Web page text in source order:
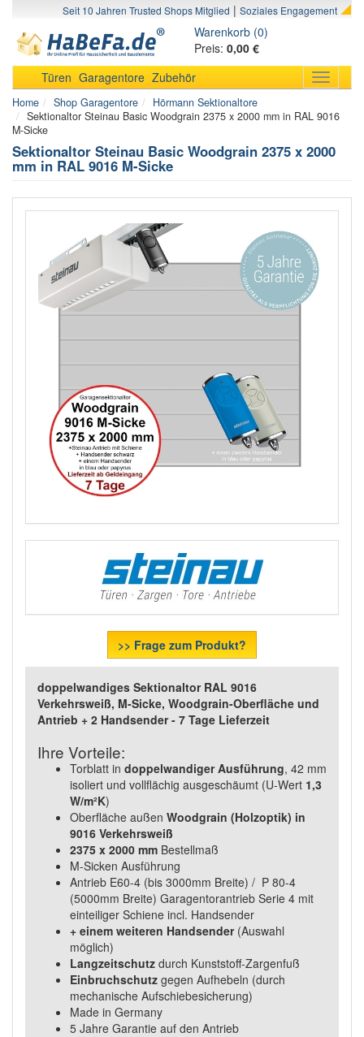
Seit 10 Jahren Trusted Shops Mitglied | Soziales Engagement
Warenkorb (0)
Preis: 0,00 €
Toggle
Türen Garagentore Zubehör
Home Shop Garagentore
Hörmann Sektionaltore
Sektionaltor Steinau Basic Woodgrain 2375 x 2000 mm in RAL 9016
M-Sicke
Sektionaltor Steinau Basic Woodgrain 2375 x 2000
mm in RAL 9016 M-Sicke
>> Frage zum Produkt?
doppelwandiges Sektionaltor RAL 9016
Verkehrsweiß, M-Sicke, Woodgrain-Oberfläche und
Antrieb + 2 Handsender - 7 Tage Lieferzeit
Ihre Vorteile:
Torblatt in doppelwandiger Ausführung, 42 mm
isoliert und vollflächig ausgeschäumt (U-Wert 1,3
W/m²K)
Oberfläche außen Woodgrain (Holzoptik) in
9016 Verkehrsweiß
2375 x 2000 mm Bestellmaß
M-Sicken Ausführung
Antrieb E60-4 (bis 3000mm Breite) / P 80-4
(5000mm Breite) Garagentorantrieb Serie 4 mit
einteiliger Schiene incl. Handsender
+ einem weiteren Handsender (Auswahl
möglich)
Langzeitschutz durch Kunststoff-Zargenfuß
Einbruchschutz gegen Aufhebeln (durch
mechanische Aufschiebesicherung)
Made in Germany
5 Jahre Garantie auf den Antrieb